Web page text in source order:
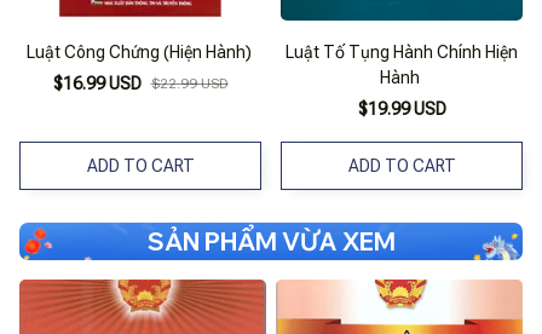
Luật Công Chứng (Hiện Hành)
$16.99 USD $22.99 USD
ADD TO CART
Luật Tố Tụng Hành Chính Hiện
Hành
$19.99 USD
ADD TO CART
SẢN PHẨM VỪA XEM